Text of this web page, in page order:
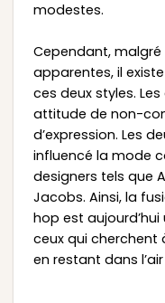
modestes.
Cependant,
apparentes, il
ces deux styles.
attitude de non-
d’expression. Les
influencé la mode
designers tels que
Jacobs. Ainsi, la
hop est
ceux qui cherchent
en restant dans